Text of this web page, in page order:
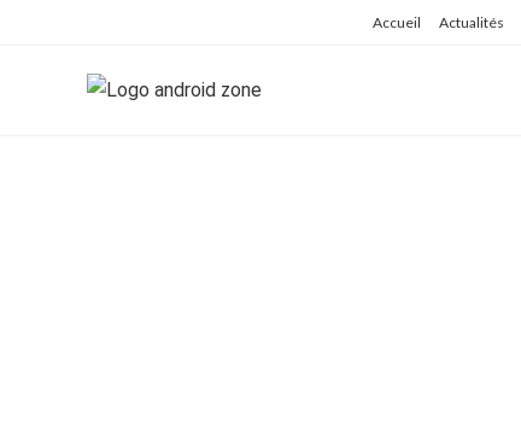
Accueil Actualités